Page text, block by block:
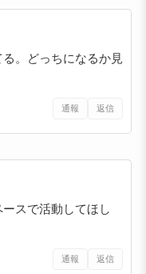
。どっちになるか見
通報 返信
スで活動してほし
通報 返信